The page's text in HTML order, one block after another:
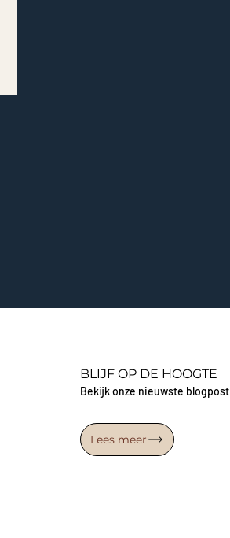
BLIJF OP DE HOOGTE
Bekijk onze nieuwste blogpost
Lees meer